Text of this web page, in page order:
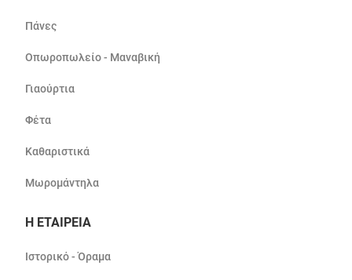
Πάνες
Οπωροπωλείο - Μαναβική
Γιαούρτια
Φέτα
Καθαριστικά
Μωρομάντηλα
Η ΕΤΑΙΡΕΙΑ
Ιστορικό - Όραμα